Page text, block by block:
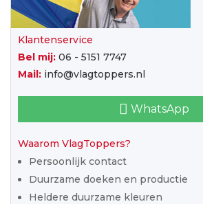
Klantenservice
Bel mij: 06 - 5151 7747
Mail: info@vlagtoppers.nl
WhatsApp
Waarom VlagToppers?
Persoonlijk contact
Duurzame doeken en productie
Heldere duurzame kleuren